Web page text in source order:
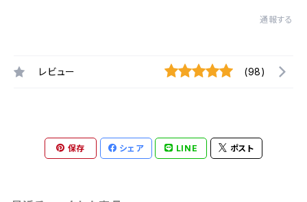
通報する
レビュー (98)
保存 シェア LINE ポスト